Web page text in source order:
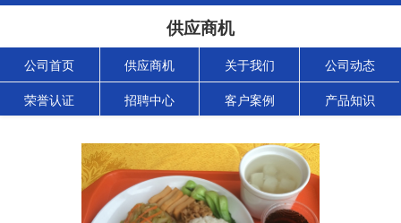
供应商机
公司首页 供应商机 关于我们 公司动态
荣誉认证 招聘中心 客户案例 产品知识